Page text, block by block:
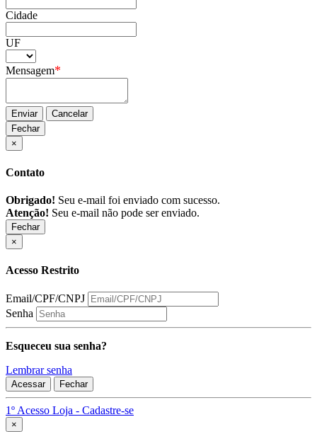
Cidade
UF
Mensagem*
Enviar
Cancelar
Fechar
×
Contato
Obrigado! Seu e-mail foi enviado com sucesso.
Atenção! Seu e-mail não pode ser enviado.
Fechar
×
Acesso Restrito
Email/CPF/CNPJ
Senha
Esqueceu sua senha?
Lembrar senha
Acessar Fechar
1º Acesso Loja - Cadastre-se
×